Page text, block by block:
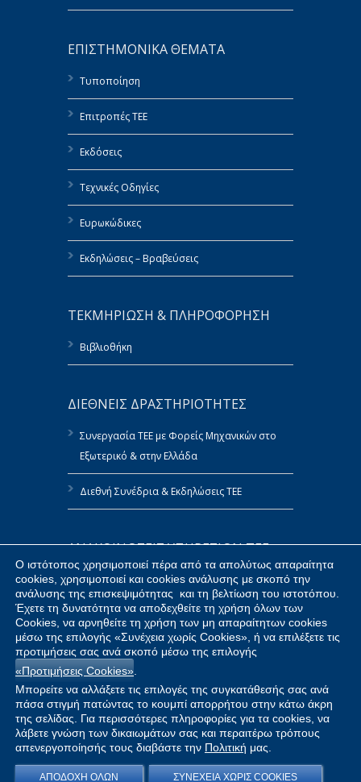
ΕΠΙΣΤΗΜΟΝΙΚΑ ΘΕΜΑΤΑ
Τυποποίηση
Επιτροπές ΤΕΕ
Εκδόσεις
Τεχνικές Οδηγίες
Ευρωκώδικες
Εκδηλώσεις – Βραβεύσεις
ΤΕΚΜΗΡΙΩΣΗ & ΠΛΗΡΟΦΟΡΗΣΗ
Βιβλιοθήκη
ΔΙΕΘΝΕΙΣ ΔΡΑΣΤΗΡΙΟΤΗΤΕΣ
Συνεργασία ΤΕΕ με Φορείς Μηχανικών στο
Εξωτερικό & στην Ελλάδα
Διεθνή Συνέδρια & Εκδηλώσεις ΤΕΕ
ΑΝΑΚΟΙΝΩΣΕΙΣ ΥΠΗΡΕΣΙΩΝ ΤΕΕ
Πολιτική Αναφορών του ΤΕΕ
Δημοσίευση Στοιχείων ΤΕΕ κατ’ Εφαρμογή
του Ν.4070/2012
Προμήθειες ΤΕΕ
Copyright © 2026 |Προσωπικά Δεδομένα|
Προσβασιμότητας|Πράξη Ψηφιακών
Ο ιστότοπος χρησιμοποιεί πέρα από τα απολύτως απαραίτητα
cookies, χρησιμοποιεί και cookies ανάλυσης με σκοπό την
ανάλυσης της επισκεψιμότητας και τη βελτίωση του ιστοτόπου.
Έχετε τη δυνατότητα να αποδεχθείτε τη χρήση όλων των
Cookies, να αρνηθείτε τη χρήση των μη απαραίτητων cookies
μέσω της επιλογής «Συνέχεια χωρίς Cookies», ή να επιλέξετε τις
προτιμήσεις σας ανά σκοπό μέσω της επιλογής
«Προτιμήσεις Cookies»
Μπορείτε να αλλάξετε τις επιλογές της συγκατάθεσής σας ανά
πάσα στιγμή πατώντας το κουμπί απορρήτου στην κάτω άκρη
της σελίδας. Για περισσότερες πληροφορίες για τα cookies, να
λάβετε γνώση των δικαιωμάτων σας και περαιτέρω τρόπους
απενεργοποίησής τους διαβάστε την Πολιτική μας.
ΑΠΟΔΟΧΗ ΟΛΩΝ ΣΥΝΕΧΕΙΑ ΧΩΡΙΣ COOKIES